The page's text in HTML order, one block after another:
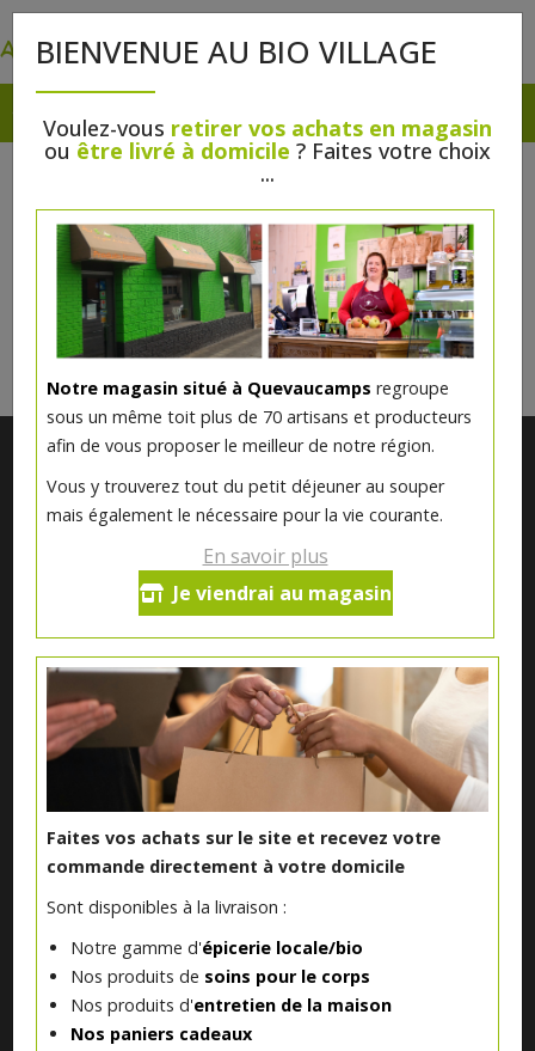
BIENVENUE AU BIO VILLAGE
Voulez-vous retirer vos achats en magasin
ou être livré à domicile ? Faites votre choix
...
Notre magasin situé à Quevaucamps regroupe
sous un même toit plus de 70 artisans et producteurs
afin de vous proposer le meilleur de notre région.
Vous y trouverez tout du petit déjeuner au souper
mais également le nécessaire pour la vie courante.
En savoir plus
Je viendrai au magasin
Faites vos achats sur le site et recevez votre
commande directement à votre domicile
Sont disponibles à la livraison :
Notre gamme d'épicerie locale/bio
Nos produits de soins pour le corps
Nos produits d'entretien de la maison
Nos paniers cadeaux
COUQUES DE PÂQUES
Il n'y a rien à vous proposer pour l'instant.
Veuillez revenir plus tard.
Notre magasin situé à Quevaucamps réunit sous son toit les
produits de plus de 50 artisans et producteurs régionaux pour
vous servir du petit déjeuner au souper.
Qui sommes nous ?
Le blog
Contact
INFORMATIONS ALLERGÈNES